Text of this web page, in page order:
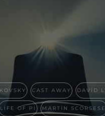
CAST AWAY DAVID
LIFE OF PI MARTIN SCORSESE